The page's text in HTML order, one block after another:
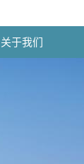
关于我们